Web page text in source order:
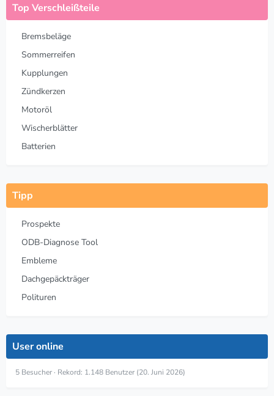
Top Verschleißteile
Bremsbeläge
Sommerreifen
Kupplungen
Zündkerzen
Motoröl
Wischerblätter
Batterien
Tipp
Prospekte
ODB-Diagnose Tool
Embleme
Dachgepäckträger
Polituren
User online
5 Besucher Rekord: 1.148 Benutzer (20. Juni 2026)